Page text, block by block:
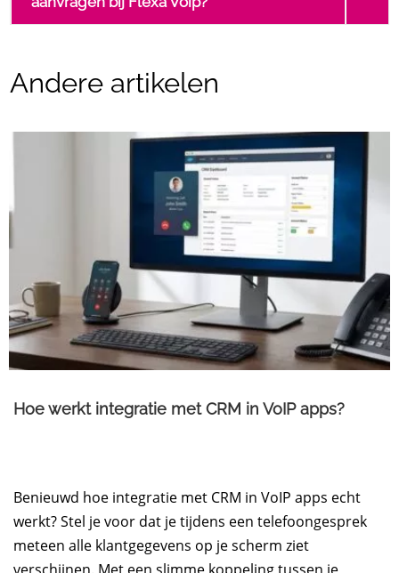
Andere artikelen
Hoe werkt integratie met CRM in VoIP apps?
Benieuwd hoe integratie met CRM in VoIP apps echt
werkt? Stel je voor dat je tijdens een telefoongesprek
meteen alle klantgegevens op je scherm ziet